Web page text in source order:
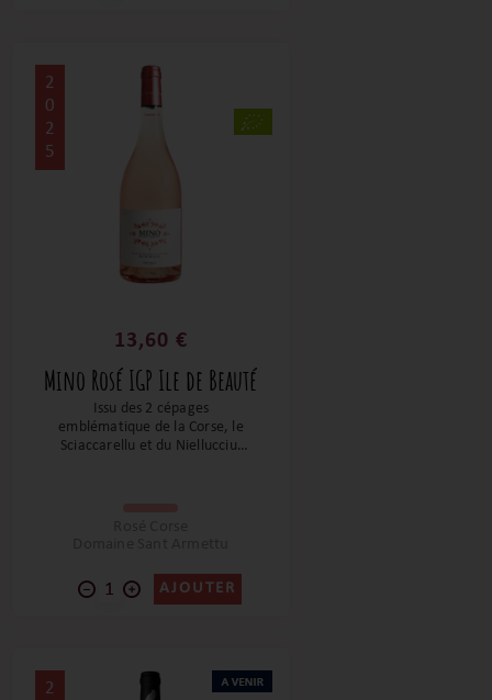
2
0
2
5
13,60 €
Mino Rosé IGP Ile de Beauté
Issu des 2 cépages
emblématique de la Corse, le
Sciaccarellu et du Niellucciu,
AJOUTER
2